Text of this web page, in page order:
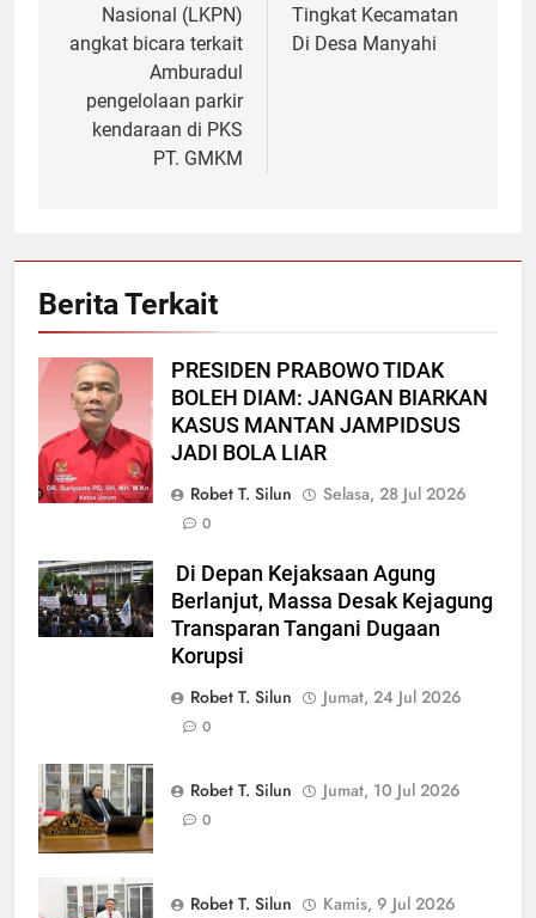
Nasional (LKPN)
angkat bicara terkait
Amburadul
pengelolaan parkir
kendaraan di PKS
PT. GMKM
Tingkat Kecamatan
Di Desa Manyahi
Berita Terkait
PRESIDEN PRABOWO TIDAK
BOLEH DIAM: JANGAN BIARKAN
KASUS MANTAN JAMPIDSUS
JADI BOLA LIAR
Robet T. Silun
Selasa, 28 Jul 2026
0
Di Depan Kejaksaan Agung
Berlanjut, Massa Desak Kejagung
Transparan Tangani Dugaan
Korupsi
Robet T. Silun
Jumat, 24 Jul 2026
0
Robet T. Silun Jumat, 10 Jul 2026
0
Robet T. Silun Kamis, 9 Jul 2026